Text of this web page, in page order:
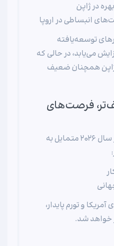
در ژاپن
انبساطی در اروپا
توسعه‌یافته
در سال ۲۰۲۶ افزایش می‌یابد، در حالی که
ژاپن همچنان ضعیف
فرصت‌های
چشم‌انداز دلار آمریکا در سال ۲۰۲۶ متمایل به
و تورم پایدار،
خواهد شد.